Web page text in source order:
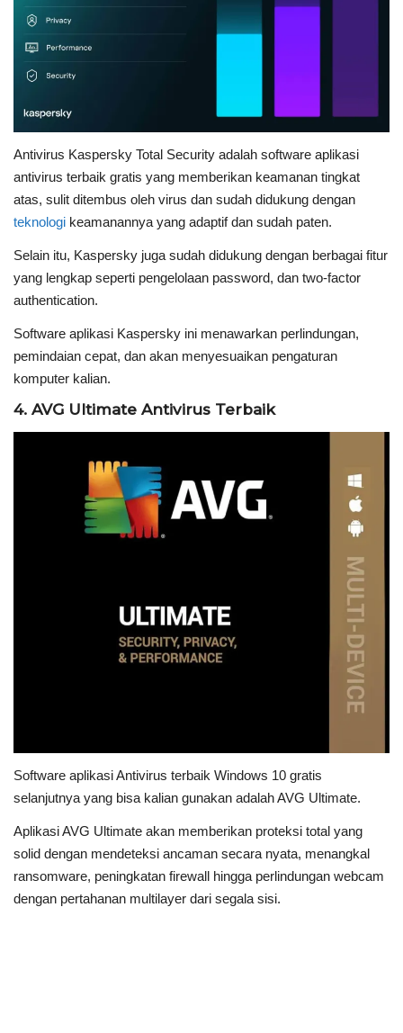
Antivirus Kaspersky Total Security adalah software aplikasi
antivirus terbaik gratis yang memberikan keamanan tingkat
atas, sulit ditembus oleh virus dan sudah didukung dengan
teknologi keamanannya yang adaptif dan sudah paten.
Selain itu, Kaspersky juga sudah didukung dengan berbagai fitur
yang lengkap seperti pengelolaan password, dan two-factor
authentication.
Software aplikasi Kaspersky ini menawarkan perlindungan,
pemindaian cepat, dan akan menyesuaikan pengaturan
komputer kalian.
4. AVG Ultimate Antivirus Terbaik
Software aplikasi Antivirus terbaik Windows 10 gratis
selanjutnya yang bisa kalian gunakan adalah AVG Ultimate.
Aplikasi AVG Ultimate akan memberikan proteksi total yang
solid dengan mendeteksi ancaman secara nyata, menangkal
ransomware, peningkatan firewall hingga perlindungan webcam
dengan pertahanan multilayer dari segala sisi.